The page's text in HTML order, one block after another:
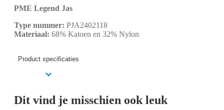
PME Legend Jas
Type nummer: PJA2402118
Materiaal: 68% Katoen en 32% Nylon
Product specificaties
Dit vind je misschien ook leuk